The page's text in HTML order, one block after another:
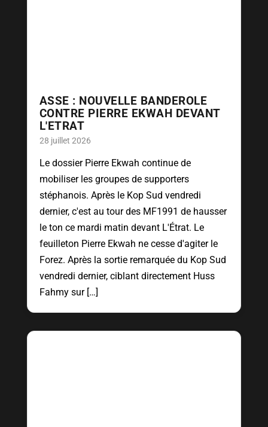
ASSE : NOUVELLE BANDEROLE
CONTRE PIERRE EKWAH DEVANT
L'ETRAT
28 juillet 2026
Le dossier Pierre Ekwah continue de
mobiliser les groupes de supporters
stéphanois. Après le Kop Sud vendredi
dernier, c'est au tour des MF1991 de hausser
le ton ce mardi matin devant L'Étrat. Le
feuilleton Pierre Ekwah ne cesse d'agiter le
Forez. Après la sortie remarquée du Kop Sud
vendredi dernier, ciblant directement Huss
Fahmy sur […]